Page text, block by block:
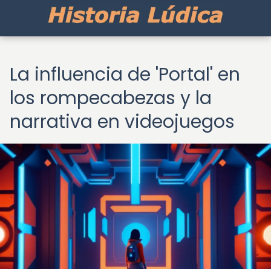
La influencia de 'Portal' en
los rompecabezas y la
narrativa en videojuegos